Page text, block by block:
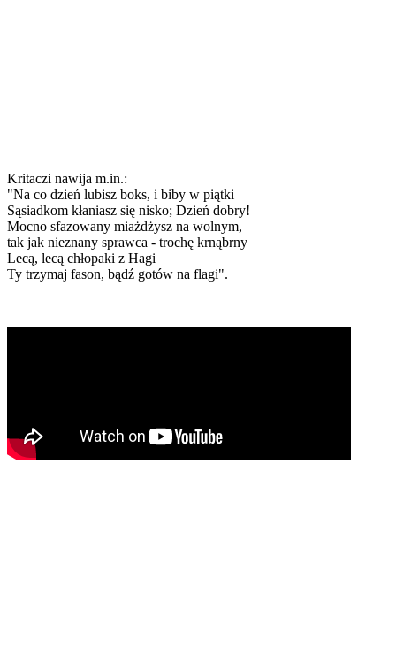
Kritaczi nawija m.in.:
"Na co dzień lubisz boks, i biby w piątki
Sąsiadkom kłaniasz się nisko; Dzień dobry!
Mocno sfazowany miażdżysz na wolnym,
tak jak nieznany sprawca - trochę krnąbrny
Lecą, lecą chłopaki z Hagi
Ty trzymaj fason, bądź gotów na flagi".